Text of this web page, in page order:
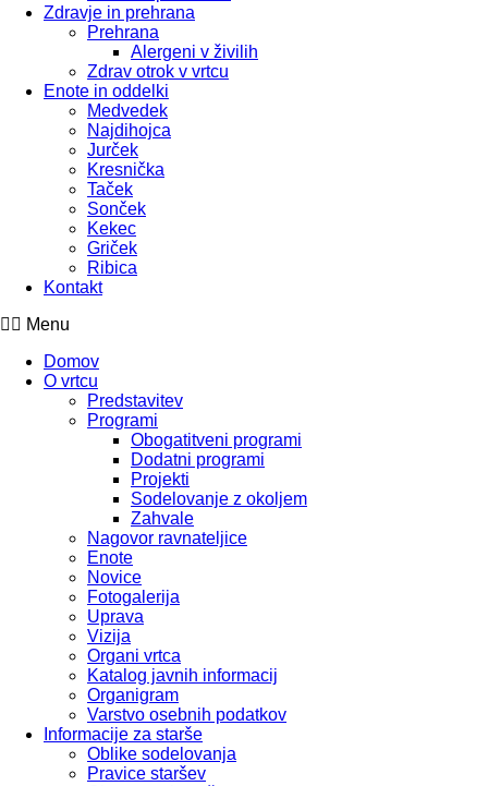
Zdravje in prehrana
Prehrana
Alergeni v živilih
Zdrav otrok v vrtcu
Enote in oddelki
Medvedek
Najdihojca
Jurček
Kresnička
Taček
Sonček
Kekec
Griček
Ribica
Kontakt
Menu
Domov
O vrtcu
Predstavitev
Programi
Obogatitveni programi
Dodatni programi
Projekti
Sodelovanje z okoljem
Zahvale
Nagovor ravnateljice
Enote
Novice
Fotogalerija
Uprava
Vizija
Organi vrtca
Katalog javnih informacij
Organigram
Varstvo osebnih podatkov
Informacije za starše
Oblike sodelovanja
Pravice staršev